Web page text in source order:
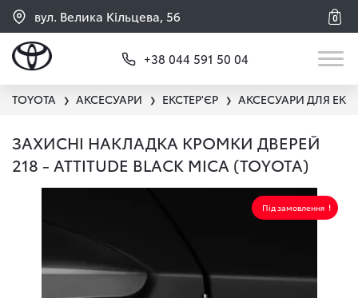
вул. Велика Кільцева, 56 0
+38 044 591 50 04
TOYOTA ❯ АКСЕСУАРИ ❯ ЕКСТЕР'ЄР ❯ АКСЕСУАРИ ДЛЯ
ЗАХИСНІ НАКЛАДКА КРОМКИ ДВЕРЕЙ
218 - ATTITUDE BLACK MICA (TOYOTA)
Під замовлення